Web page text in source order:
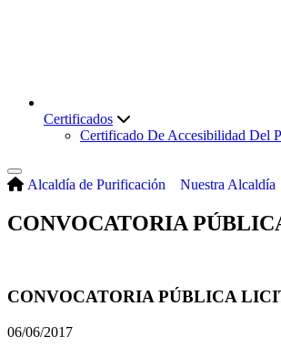
Certificados
Certificado De Accesibilidad Del
Alcaldía de Purificación Nuestra Alcaldía
CONVOCATORIA
CONVOCATORIA PÚBLICA
06/06/2017